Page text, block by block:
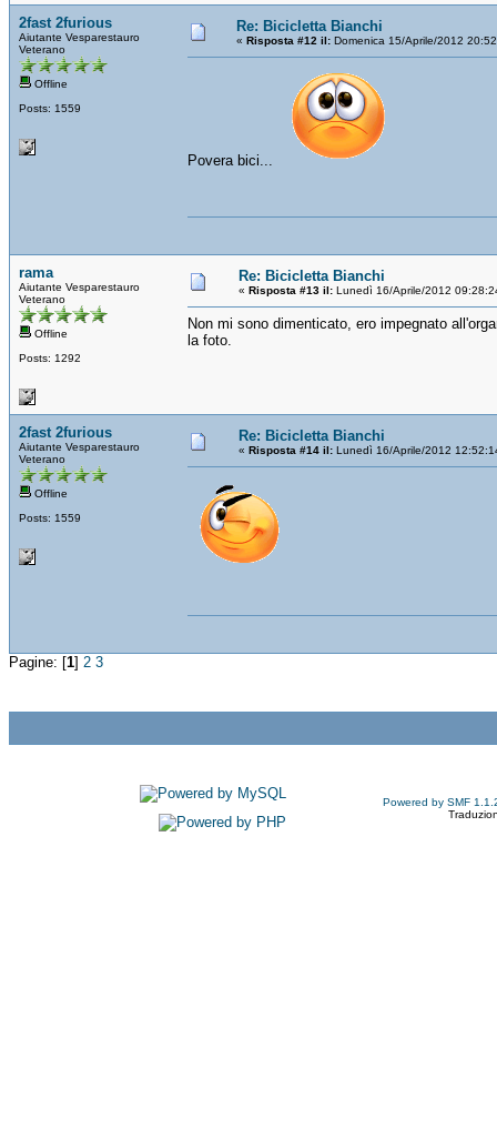
2fast 2furious
Aiutante Vesparestauro
Veterano
Offline
Posts: 1559
Re: Bicicletta Bianchi
« Risposta #12 il: Domenica 15/Aprile/2012
Povera bici...
rama
Aiutante Vesparestauro
Veterano
Offline
Posts: 1292
Re: Bicicletta Bianchi
« Risposta #13 il: Lunedì 16/Aprile/2012
Non mi sono dimenticato, ero impegnato
la foto.
2fast 2furious
Aiutante Vesparestauro
Veterano
Offline
Posts: 1559
Re: Bicicletta Bianchi
« Risposta #14 il: Lunedì 16/Aprile/2012
Pagine: [1] 2 3
Powered by SMF